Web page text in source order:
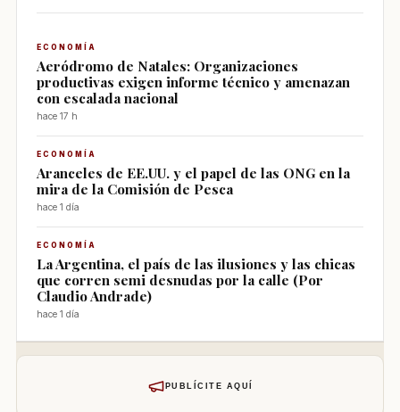
ECONOMÍA
Aeródromo de Natales: Organizaciones
productivas exigen informe técnico y amenazan
con escalada nacional
hace 17 h
ECONOMÍA
Aranceles de EE.UU. y el papel de las ONG en la
mira de la Comisión de Pesca
hace 1 día
ECONOMÍA
La Argentina, el país de las ilusiones y las chicas
que corren semi desnudas por la calle (Por
Claudio Andrade)
hace 1 día
PUBLÍCITE AQUÍ